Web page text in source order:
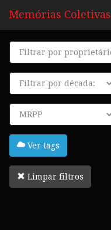
Memórias Coletivas
Proprietário
Década
Tags
Ver tags
Limpar filtros